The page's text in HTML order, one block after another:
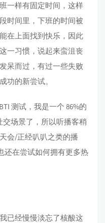
一样有固定时间，这样
时间里，下班的时间被
在上面找到快乐，因此
一习惯，说起来蛮沮丧
呆而过，有过一些失败
功的新尝试。
测试，我是一个 86%的
场景了，所以听播客稍
会/正经叭叭之类的播
还在尝试如何拥有更多热
已经慢慢淡忘了核酸这